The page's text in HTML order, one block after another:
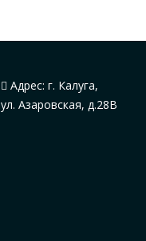
Адрес: г. Калуга,
ул. Азаровская, д.28В